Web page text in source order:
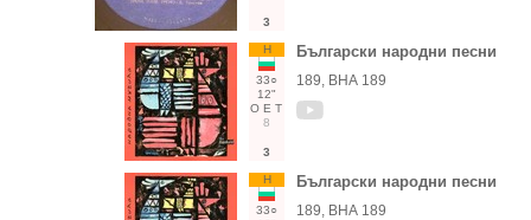
3
Н
33○
12"
О Е Т
8
3
Български народни песни
189, ВНА 189
Н
33○
Български народни песни
189, ВНА 189